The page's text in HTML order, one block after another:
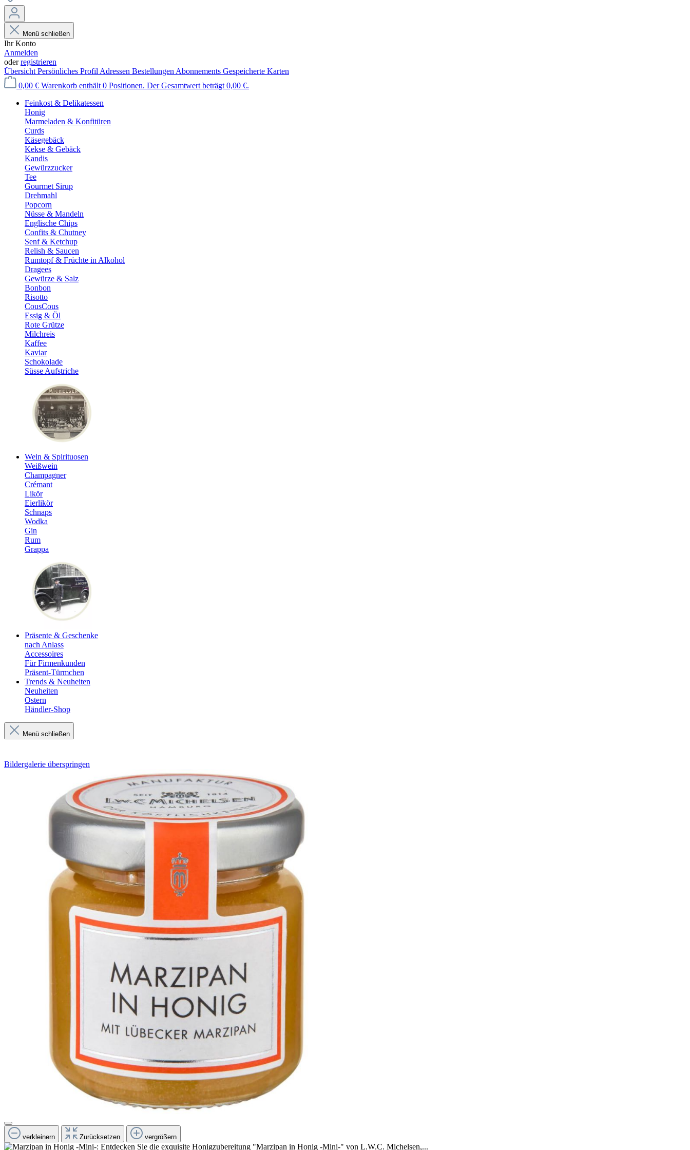
Menü schließen
Ihr Konto
Anmelden
oderregistrieren
Übersicht Persönliches Profil Adressen Bestellungen Abonnements Gespeicherte Karten
0,00 € Warenkorb enthält 0 Positionen. Der Gesamtwert beträgt 0,00 €.
Feinkost & Delikatessen
Honig
Marmeladen & Konfitüren
Curds
Käsegebäck
Kekse & Gebäck
Kandis
Gewürzzucker
Tee
Gourmet Sirup
Drehmahl
Popcorn
Nüsse & Mandeln
Englische Chips
Confits & Chutney
Senf & Ketchup
Relish & Saucen
Rumtopf & Früchte in Alkohol
Dragees
Gewürze & Salz
Bonbon
Risotto
CousCous
Essig & Öl
Rote Grütze
Milchreis
Kaffee
Kaviar
Schokolade
Süsse Aufstriche
Wein & Spirituosen
Weißwein
Champagner
Crémant
Likör
Eierlikör
Schnaps
Wodka
Gin
Rum
Grappa
Präsente & Geschenke
nach Anlass
Accessoires
Für Firmenkunden
Präsent-Türmchen
Trends & Neuheiten
Neuheiten
Ostern
Händler-Shop
Menü schließen
Bildergalerie überspringen
verkleinern Zurücksetzen vergrößern